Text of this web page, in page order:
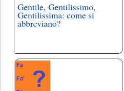
Gentile, Gentilissimo,
Gentilissima: come si
abbreviano?